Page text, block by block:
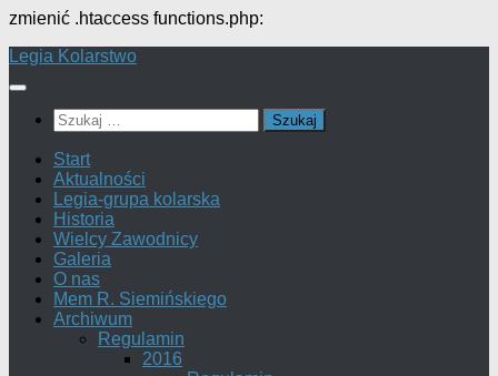
zmienić .htaccess functions.php:
Przejdź
treści
Legia Kolarstwo
Szukaj:
Start
Aktualności
Legia-grupa kolarska
Historia
Wielcy Zawodnicy
Galeria
O nas
Mem R. Siemińskiego
Archiwum
Regulamin
2016